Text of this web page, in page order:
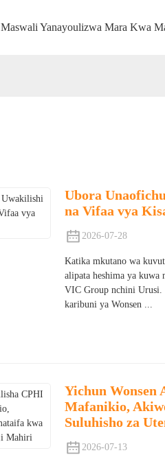
Maswali Yanayoulizwa Mara Kwa
Ubora
na Vifaa vya
2026-07-28
Katika mkutano wa
alipata heshima ya
VIC Group nchini Urusi.
karibuni ya Wonsen ...
Yichun Wonsen
Mafanikio,
Suluhisho za
2026-07-13